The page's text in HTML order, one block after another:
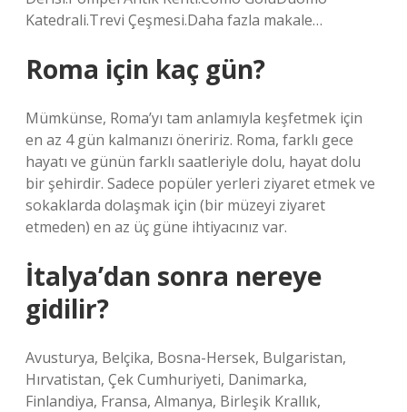
Katedrali.Trevi Çeşmesi.Daha fazla makale…
Roma için kaç gün?
Mümkünse, Roma’yı tam anlamıyla keşfetmek için
en az 4 gün kalmanızı öneririz. Roma, farklı gece
hayatı ve günün farklı saatleriyle dolu, hayat dolu
bir şehirdir. Sadece popüler yerleri ziyaret etmek ve
sokaklarda dolaşmak için (bir müzeyi ziyaret
etmeden) en az üç güne ihtiyacınız var.
İtalya’dan sonra nereye
gidilir?
Avusturya, Belçika, Bosna-Hersek, Bulgaristan,
Hırvatistan, Çek Cumhuriyeti, Danimarka,
Finlandiya, Fransa, Almanya, Birleşik Krallık,